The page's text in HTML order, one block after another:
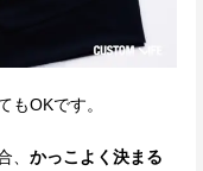
もOKです。
、 かっこよく決まる